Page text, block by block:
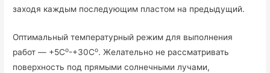
заходя каждым последующим пластом на предыдущий.
Оптимальный температурный режим для выполнения
работ — +5Cо-+30Cо. Желательно не рассматривать
поверхность под прямыми солнечными лучами,